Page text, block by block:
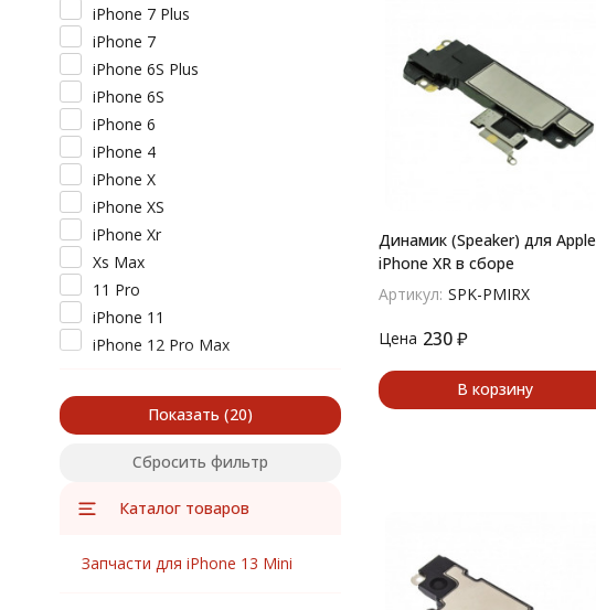
Динамик (Speaker) для Apple
iPhone XR в сборе
Артикул: SPK-PMIRX
Цена 230 ₽
В корзину
iPhone 7 Plus
iPhone 7
iPhone 6S Plus
iPhone 6S
iPhone 6
iPhone 4
iPhone X
iPhone XS
iPhone Xr
Xs Max
11 Pro
iPhone 11
iPhone 12 Pro Max
iPhone 12
SE (2020)
Показать
Сбросить фильтр
Каталог товаров
Запчасти для iPhone 13 Mini